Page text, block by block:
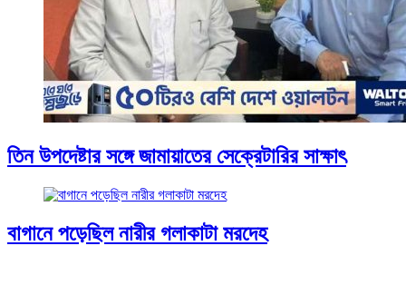
তিন উপদেষ্টার সঙ্গে জামায়াতের সেক্রেটারির সাক্ষাৎ
বাগানে পড়েছিল নারীর গলাকাটা মরদেহ